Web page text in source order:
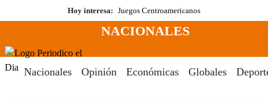
al
Hoy interesa: Juegos Centroamericanos
Menú
NACIONALES
Nacionales Opinión Económicas Globales